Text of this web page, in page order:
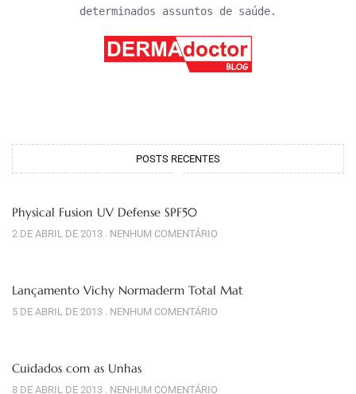
determinados assuntos de saúde.
POSTS RECENTES
Physical Fusion UV Defense SPF50
2 DE ABRIL DE 2013 NENHUM COMENTÁRIO
Lançamento Vichy Normaderm Total Mat
5 DE ABRIL DE 2013 NENHUM COMENTÁRIO
Cuidados com as Unhas
8 DE ABRIL DE 2013 NENHUM COMENTÁRIO